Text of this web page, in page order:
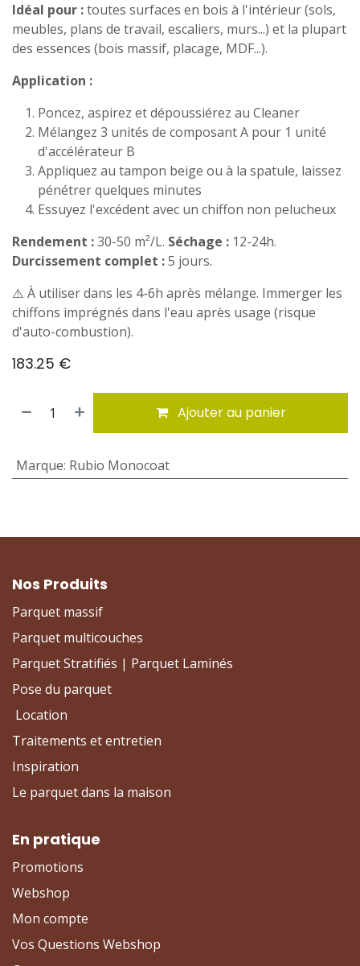
Idéal pour :toutes surfaces en bois à l'intérieur (sols,
meubles, plans de travail, escaliers, murs...) et la plupart
des essences (bois massif, placage, MDF...).
Application :
Poncez, aspirez et dépoussiérez au Cleaner
Mélangez 3 unités de composant A pour 1 unité
d'accélérateur B
Appliquez au tampon beige ou à la spatule, laissez
pénétrer quelques minutes
Essuyez l'excédent avec un chiffon non pelucheux
Rendement :30-50 m²/L. Séchage : 12-24h.
Durcissement complet :5 jours.
⚠️ À utiliser dans les 4-6h après mélange. Immerger les
chiffons imprégnés dans l'eau après usage (risque
d'auto-combustion).
183.25 €
Ajouter au panier
Marque: Rubio Monocoat
Nos Produits
Parquet massif
Parquet multicouches
Parquet Stratifiés | Parquet Laminés
Pose du parquet
Location
Traitements et entretien
Inspiration
Le parquet dans la maison
En pratique
Promotions
Webshop
Mon compte
Vos Questions Webshop